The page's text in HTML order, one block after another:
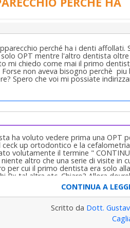
perché ha i denti affollati.
OPT mentre l'altro dentista oltre
mi chiedo come mai il primo
non aveva bisogno perchè piu
Spero che voi mi possiate
ha voluto vedere prima una OPT
ceck up ortodontico e la
volutamente il termine "
altro che una serie di visite in
per cui il primo dentista era solo
Rx tal altra etc. Chiaro? Allora
un esame dei modelli di studio non
Ma cosa ne vuol sapere lei di
Dentista che pur sapendo che lei
parola questa al giorno d'oggi a
in cura. Avrebbe dovuto, cara e
avuto sicuramente le
CONTINUA A
Scritto da Dott.